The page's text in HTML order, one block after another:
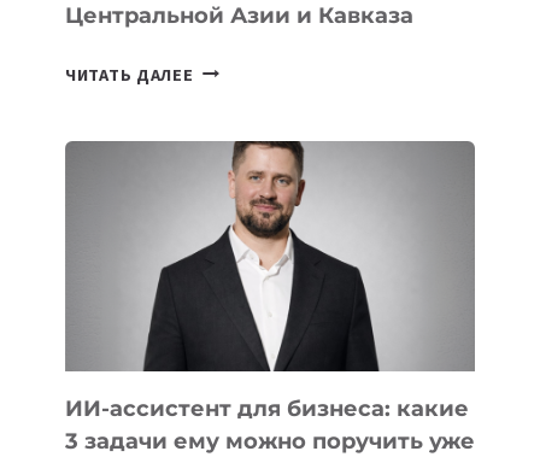
Центральной Азии и Кавказа
ЧИТАТЬ ДАЛЕЕ 10
КОМПАНИЯХ
ЦЕНТРАЛЬНОЙ
АЗИИ
КАВКАЗА
ИИ-ассистент для бизнеса: какие
3 задачи ему можно поручить уже